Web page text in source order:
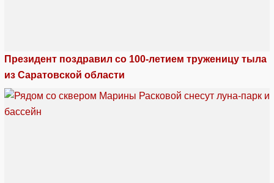
Президент поздравил со 100-летием труженицу тыла
из Саратовской области